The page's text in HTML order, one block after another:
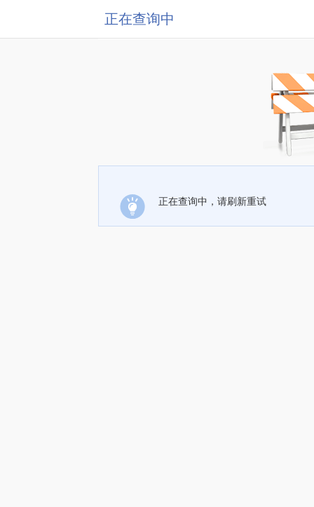
正在查询中
正在查询中，请刷新重试